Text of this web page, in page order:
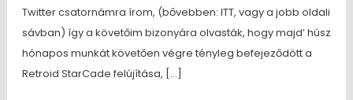
Twitter csatornámra írom, (bővebben: ITT, vagy a jobb oldali
sávban) így a követőim bizonyára olvasták, hogy majd’ húsz
hónapos munkát követően végre tényleg befejeződött a
Retroid StarCade felújítása, […]